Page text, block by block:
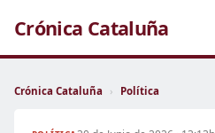
Crónica Cataluña
Crónica Cataluña › Política